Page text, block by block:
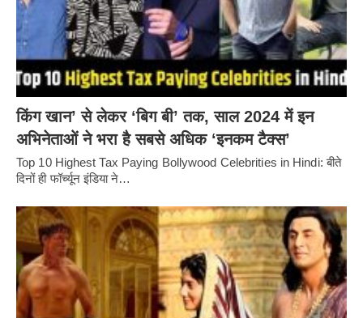
किंग खान’ से लेकर ‘बिग बी’ तक, साल 2024 में इन
अभिनेताओं ने भरा है सबसे अधिक ‘इनकम टैक्स’
Top 10 Highest Tax Paying Bollywood Celebrities in Hindi: बीते
दिनों ही फॉर्च्यून इंडिया ने…